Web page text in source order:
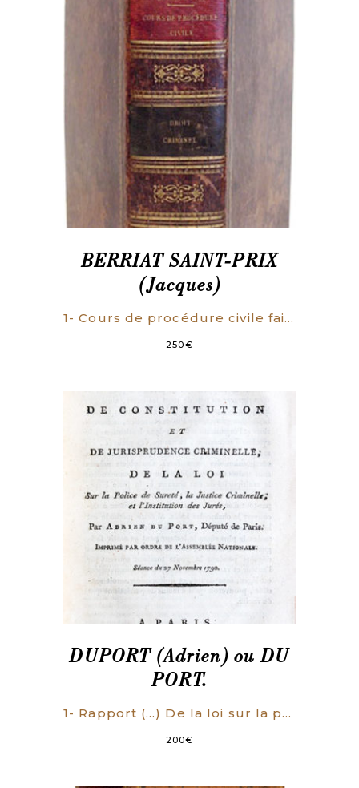
BERRIAT SAINT-PRIX
(Jacques)
1- Cours de procédure civile fait à la faculté de Droit de Grenoble. Paris, Nève, 1813. vij, 672 p. 2- Cours de droit criminel fait à la faculté de Droit de Grenoble. Grenoble, Imprimerie de la Ve Peyronard et Paris, Nève, 1817. vj, 167 p.
250€
DUPORT (Adrien) ou DU
PORT.
1- Rapport (…) De la loi sur la police de sûreté, la justice criminelle et l’institution des jurés (…). Séance du 27 novembre 1790. Paris, l’Imprimerie Nationale, 1790. 79 p. 2- Projet de loi sur la police de sûreté, la justice criminelle et l’institution des jurés, présenté au nom des comités de constitution et de jurisprudence criminelle. Paris, l’Imprimerie Nationale, 1790. 59 p.
200€